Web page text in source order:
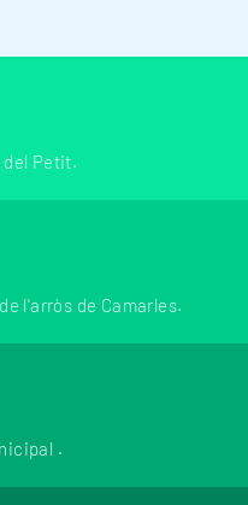
Petit.
l'arròs de Camarles.
.